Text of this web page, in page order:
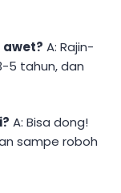
awet? A: Rajin-
5 tahun, dan
A: Bisa dong!
sampe roboh